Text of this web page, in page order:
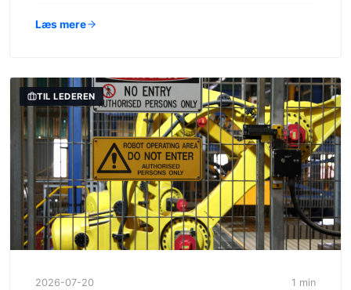
Læs mere
TIL LEDEREN
2026-07-20 1 min